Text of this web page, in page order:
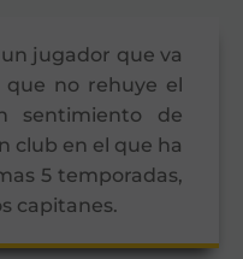
jugador que va
no rehuye el
sentimiento de
club en el que ha
5 temporadas,
capitanes.